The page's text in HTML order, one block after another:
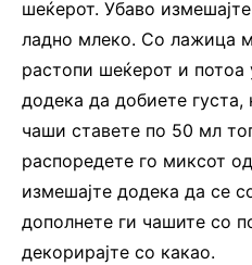
шеќерот. Убаво
ладно млеко. Со лажица
растопи шеќерот и
додека да добиете
чаши ставете по 50 мл
распоредете го миксот
измешајте додека да се
дополнете ги чашите со
декорирајте со какао.